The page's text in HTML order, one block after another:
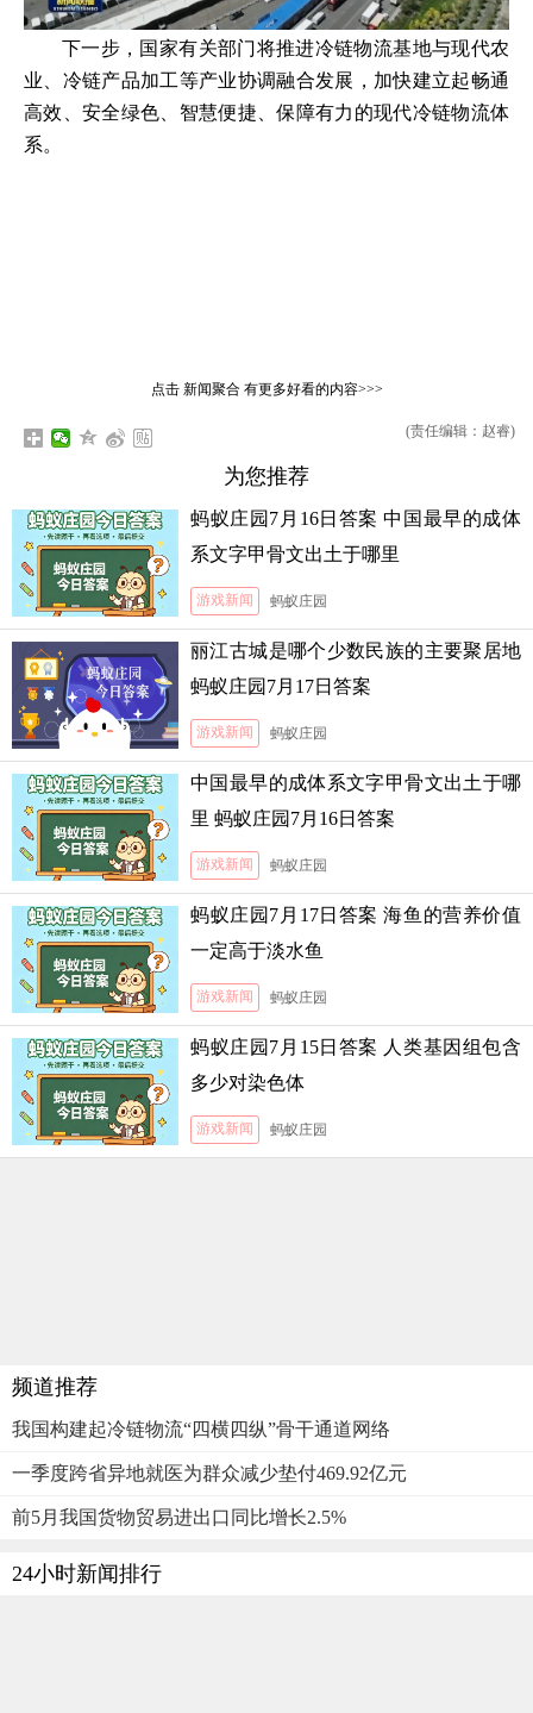
下一步，国家有关部门将推进冷链物流基地与现代农
业、冷链产品加工等产业协调融合发展，加快建立起畅通
高效、安全绿色、智慧便捷、保障有力的现代冷链物流体
系。
点击 新闻聚合有更多好看的内容>>>
(责任编辑：赵睿)
为您推荐
蚂蚁庄园7月16日答案 中国最早的成体
系文字甲骨文出土于哪里
游戏新闻 蚂蚁庄园
丽江古城是哪个少数民族的主要聚居地
蚂蚁庄园7月17日答案
游戏新闻 蚂蚁庄园
中国最早的成体系文字甲骨文出土于哪
里 蚂蚁庄园7月16日答案
游戏新闻 蚂蚁庄园
蚂蚁庄园7月17日答案 海鱼的营养价值
一定高于淡水鱼
游戏新闻 蚂蚁庄园
蚂蚁庄园7月15日答案 人类基因组包含
多少对染色体
游戏新闻 蚂蚁庄园
频道推荐
我国构建起冷链物流“四横四纵”骨干通道网络
一季度跨省异地就医为群众减少垫付469.92亿元
前5月我国货物贸易进出口同比增长2.5%
24小时新闻排行